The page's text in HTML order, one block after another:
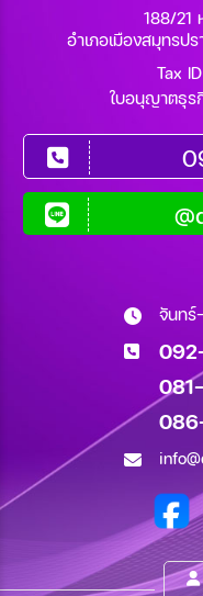
188/21
อำเภอเมืองสมุทรป
Tax
ใบอนุญาตธุร
จันทร์